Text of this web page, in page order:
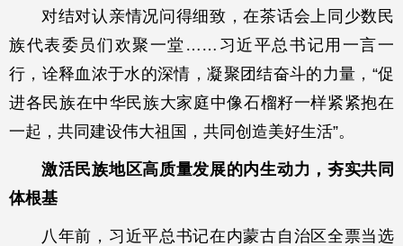
对结对认亲情况问得细致，在茶话会上同少数民
族代表委员们欢聚一堂……习近平总书记用一言一
行，诠释血浓于水的深情，凝聚团结奋斗的力量，“促
进各民族在中华民族大家庭中像石榴籽一样紧紧抱在
一起，共同建设伟大祖国，共同创造美好生活”。
激活民族地区高质量发展的内生动力，夯实共同
体根基
八年前，习近平总书记在内蒙古自治区全票当选